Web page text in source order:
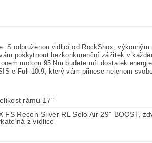
S odpruženou vidlicí od RockShox, výkonným
poskytnout bezkonkurenční zážitek v
motoru 95 Nm budete mít dostatek
e-Full 10.9, který vám přinese nejenom
rámu 17"
FS Recon Silver RL Solo Air 29" BOOST,
z vidlice